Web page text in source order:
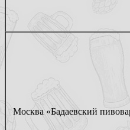
Москва «Бадаевский